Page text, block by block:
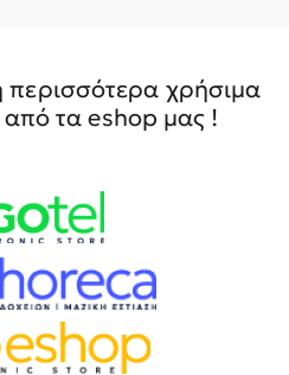
χρήσιμα
τα eshop μας !